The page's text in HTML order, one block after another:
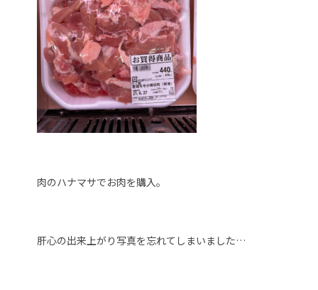
肉のハナマサでお肉を購入。
肝心の出来上がり写真を忘れてしまいました…